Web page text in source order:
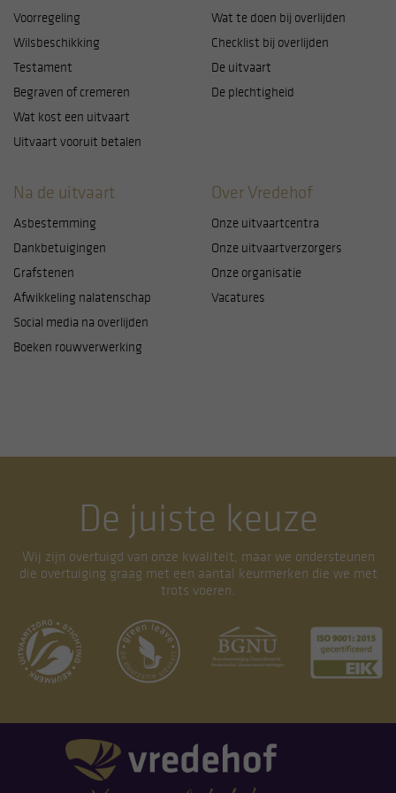
Voorregeling
Wilsbeschikking
Testament
Begraven of cremeren
Wat kost een uitvaart
Uitvaart vooruit betalen
Wat te doen bij overlijden
Checklist bij overlijden
De uitvaart
De plechtigheid
Na de uitvaart
Asbestemming
Dankbetuigingen
Grafstenen
Afwikkeling nalatenschap
Social media na overlijden
Boeken rouwverwerking
Over Vredehof
Onze uitvaartcentra
Onze uitvaartverzorgers
Onze organisatie
Vacatures
De juiste keuze
Wij zijn overtuigd van onze kwaliteit, maar we ondersteunen
die overtuiging graag met een aantal keurmerken die we met
trots voeren.